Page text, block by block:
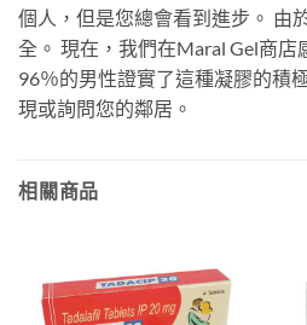
個人，但是您總會看到進步。 由
全。 現在，我們在Maral Gel商店
96％的男性證實了這種凝膠的積
現或詢問您的鄰居。
相關商品